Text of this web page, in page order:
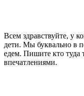
Всем здравствуйте, у
дети. Мы буквально в
едем. Пишите кто туда
впечатлениями.